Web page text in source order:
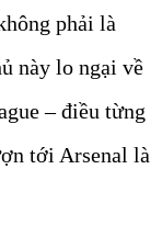
phải là
này lo ngại về
– điều từng
tới Arsenal là